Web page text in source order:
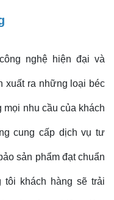
nghệ hiện đại và
xuất ra những loại béc
nhu cầu của khách
cung cấp dịch vụ tư
sản phẩm đạt chuẩn
khách hàng sẽ trải